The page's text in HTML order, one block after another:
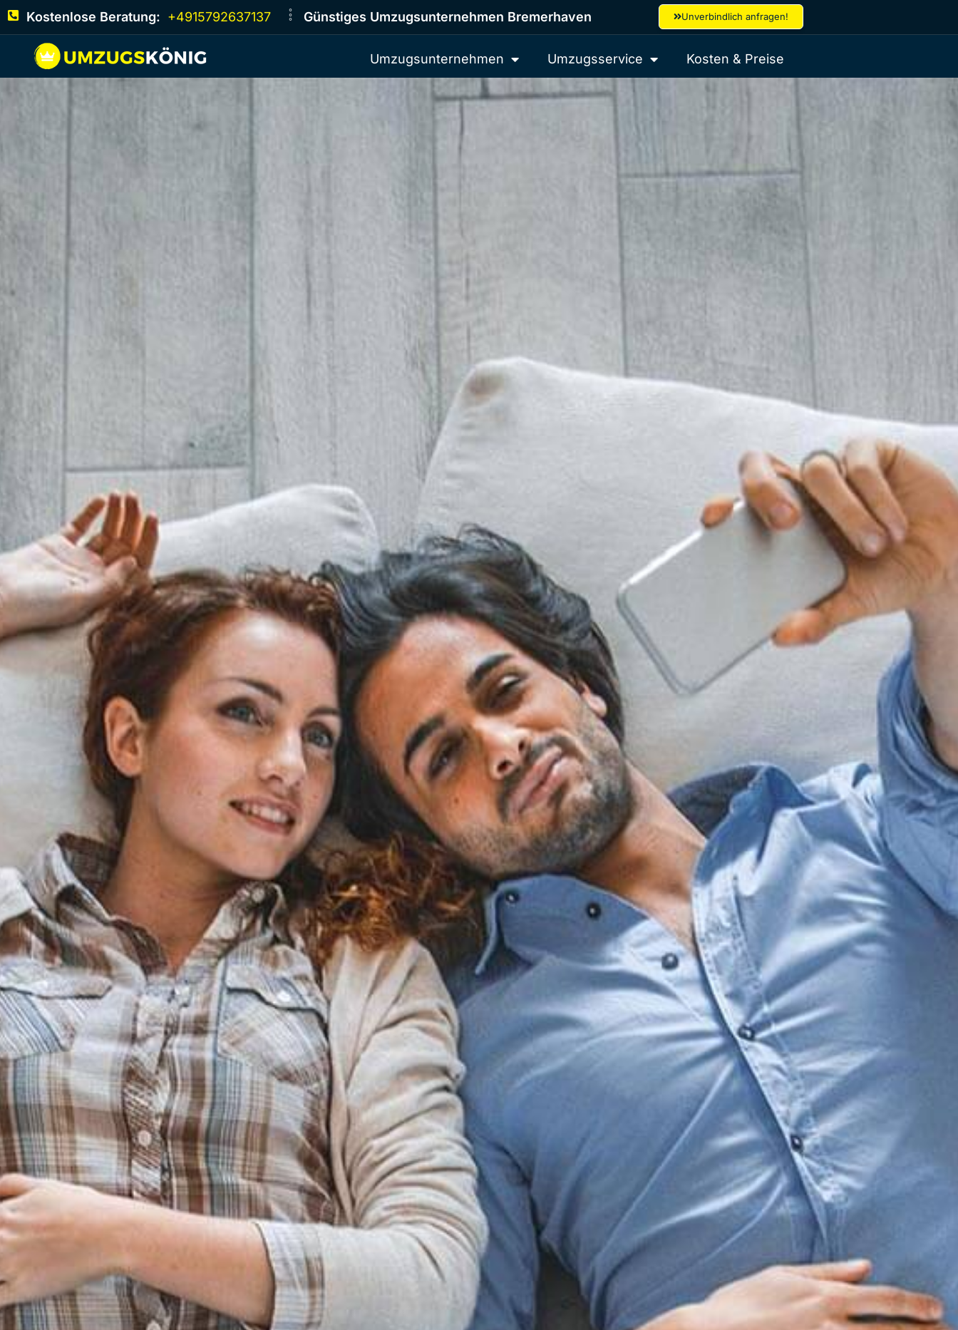
Kostenlose Beratung: +4915792637137 Günstiges Umzugsunternehmen Bremerhaven Unverbindlich anfragen!
Umzugsunternehmen Umzugsservice Kosten & Preise